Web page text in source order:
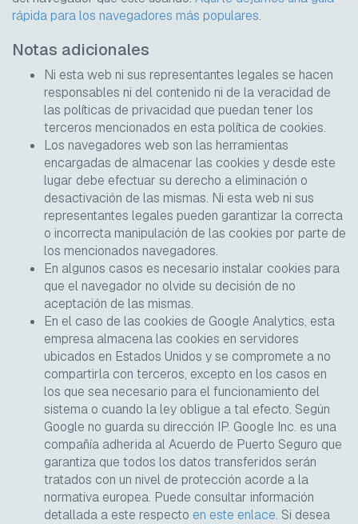
rápida para los navegadores más populares.
Notas adicionales
Ni esta web ni sus representantes legales se hacen
responsables ni del contenido ni de la veracidad de
las políticas de privacidad que puedan tener los
terceros mencionados en esta política de cookies.
Los navegadores web son las herramientas
encargadas de almacenar las cookies y desde este
lugar debe efectuar su derecho a eliminación o
desactivación de las mismas. Ni esta web ni sus
representantes legales pueden garantizar la correcta
o incorrecta manipulación de las cookies por parte de
los mencionados navegadores.
En algunos casos es necesario instalar cookies para
que el navegador no olvide su decisión de no
aceptación de las mismas.
En el caso de las cookies de Google Analytics, esta
empresa almacena las cookies en servidores
ubicados en Estados Unidos y se compromete a no
compartirla con terceros, excepto en los casos en
los que sea necesario para el funcionamiento del
sistema o cuando la ley obligue a tal efecto. Según
Google no guarda su dirección IP. Google Inc. es una
compañía adherida al Acuerdo de Puerto Seguro que
garantiza que todos los datos transferidos serán
tratados con un nivel de protección acorde a la
normativa europea. Puede consultar información
detallada a este respecto en este enlace. Si desea